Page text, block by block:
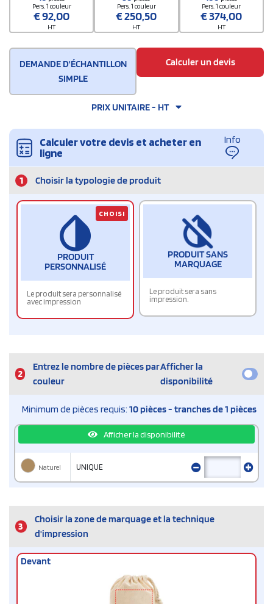
Pers. 1 couleur
€92,00
HT
Pers. 1 couleur
€250,50
HT
Pers. 1 couleur
€374,00
HT
DEMANDE D'ÉCHANTILLON
SIMPLE
Calculer un devis
PRIX UNITAIRE - HT
Calculer votre devis et acheter en
ligne
Info
1 Choisir la typologie de produit
PRODUIT
PERSONNALISÉ
Le produit sera personnalisé
avec impression
CHOISI
PRODUIT SANS
MARQUAGE
Le produit sera sans
impression.
2
Entrez le nombre de pièces par
couleur
Afficher la
disponibilité
Minimum de pièces requis: 10 pièces - tranches de 1 pièces
Afficher la disponibilité
Naturel UNIQUE
3
Choisir la zone de marquage et la technique
d'impression
Devant